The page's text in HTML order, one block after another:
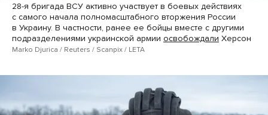
28-я бригада ВСУ активно участвует в боевых действиях
с самого начала полномасштабного вторжения России
в Украину. В частности, ранее ее бойцы вместе с другими
подразделениями украинской армии освобождали Херсон
Marko Djurica / Reuters / Scanpix / LETA